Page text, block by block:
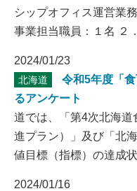
シップオフィス運営業
事業担当職員：１名 ２
2024/01/23
北海道
令和5年度「
るアンケート
道では、「第4次北海
進プラン）」及び「北
値目標（指標）の達成
2024/01/16